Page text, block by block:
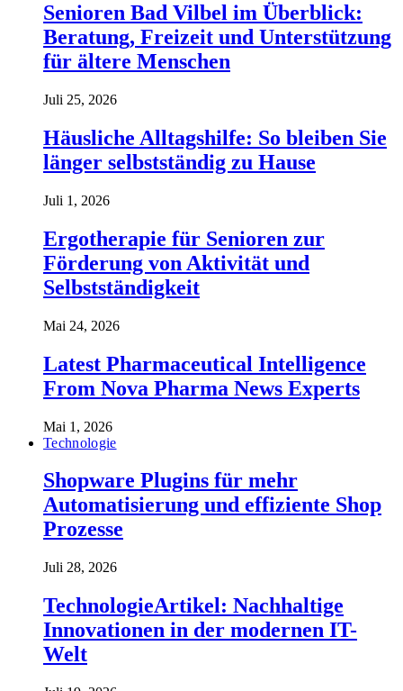
Senioren Bad Vilbel im Überblick:
Beratung, Freizeit und Unterstützung
für ältere Menschen
Juli 25, 2026
Häusliche Alltagshilfe: So bleiben Sie
länger selbstständig zu Hause
Juli 1, 2026
Ergotherapie für Senioren zur
Förderung von Aktivität und
Selbstständigkeit
Mai 24, 2026
Latest Pharmaceutical Intelligence
From Nova Pharma News Experts
Mai 1, 2026
Technologie
Shopware Plugins für mehr
Automatisierung und effiziente Shop
Prozesse
Juli 28, 2026
TechnologieArtikel: Nachhaltige
Innovationen in der modernen IT-
Welt